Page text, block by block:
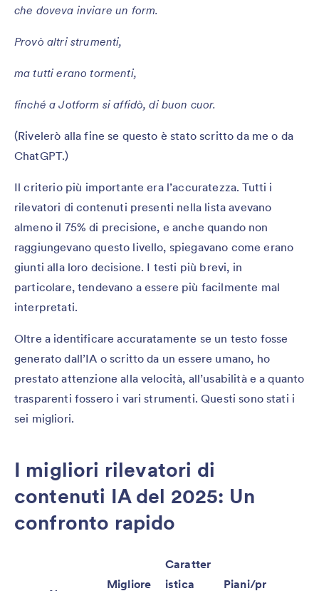
che doveva inviare un form.
Provò altri strumenti,
ma tutti erano tormenti,
finché a Jotform si affidò, di buon cuor.
(Rivelerò alla fine se questo è stato scritto da me o da
ChatGPT.)
Il criterio più importante era l’accuratezza. Tutti i
rilevatori di contenuti presenti nella lista avevano
almeno il 75% di precisione, e anche quando non
raggiungevano questo livello, spiegavano come erano
giunti alla loro decisione. I testi più brevi, in
particolare, tendevano a essere più facilmente mal
interpretati.
Oltre a identificare accuratamente se un testo fosse
generato dall’IA o scritto da un essere umano, ho
prestato attenzione alla velocità, all’usabilità e a quanto
trasparenti fossero i vari strumenti. Questi sono stati i
sei migliori.
I migliori rilevatori di
contenuti IA del 2025: Un
confronto rapido
Migliore
Caratter
istica
Piani/pr